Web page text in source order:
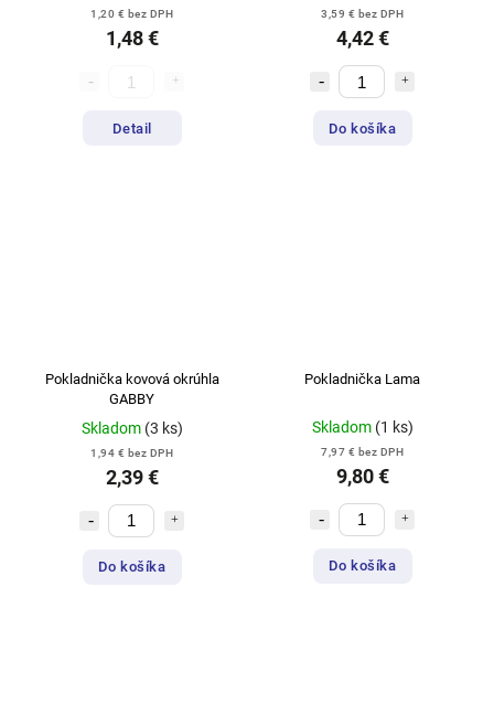
1,20 € bez DPH
1,48 €
Detail
3,59 € bez DPH
4,42 €
Do košíka
Pokladnička kovová okrúhla
GABBY
Skladom (3 ks)
1,94 € bez DPH
2,39 €
Do košíka
Pokladnička Lama
Skladom (1 ks)
7,97 € bez DPH
9,80 €
Do košíka